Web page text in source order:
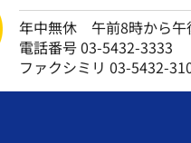
年中無休 午前8時から午
電話番号 03-5432-3333
ファクシミリ 03-5432-